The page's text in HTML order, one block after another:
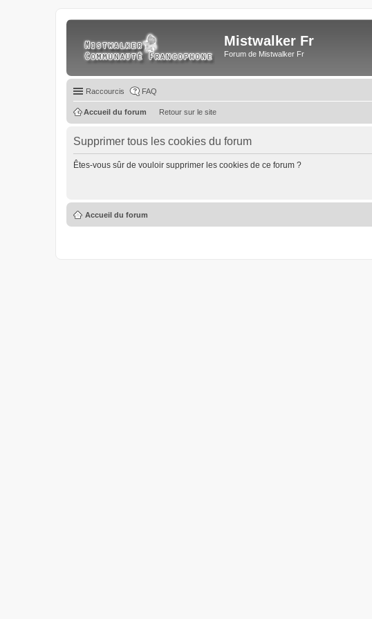
Mistwalker Fr
Forum de Mistwalker Fr
Raccourcis FAQ
Retour sur le site
Accueil du forum
Supprimer tous les cookies du forum
Êtes-vous sûr de vouloir supprimer les cookies de ce forum ?
Accueil du forum